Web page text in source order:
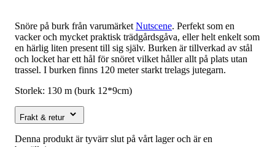
Snöre på burk från varumärket Nutscene. Perfekt som en
vacker och mycket praktisk trädgårdsgåva, eller helt enkelt som
en härlig liten present till sig själv. Burken är tillverkad av stål
och locket har ett hål för snöret vilket håller allt på plats utan
trassel. I burken finns 120 meter starkt trelags jutegarn.
Storlek: 130 m (burk 12*9cm)
Frakt & retur
Denna produkt är tyvärr slut på vårt lager och är en